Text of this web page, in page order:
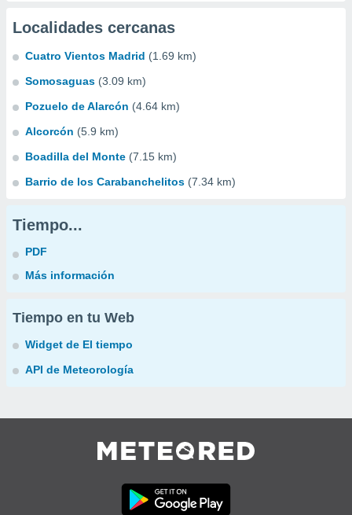
Localidades cercanas
Cuatro Vientos Madrid (1.69 km)
Somosaguas (3.09 km)
Pozuelo de Alarcón (4.64 km)
Alcorcón (5.9 km)
Boadilla del Monte (7.15 km)
Barrio de los Carabanchelitos (7.34 km)
Tiempo...
PDF
Más información
Tiempo en tu Web
Widget de El tiempo
API de Meteorología